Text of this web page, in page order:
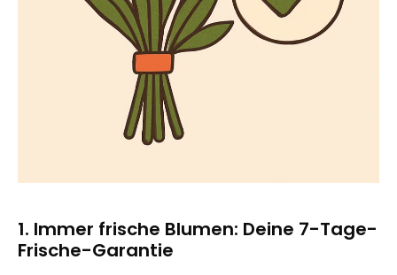
1. Immer frische Blumen: Deine 7-Tage-
Frische-Garantie